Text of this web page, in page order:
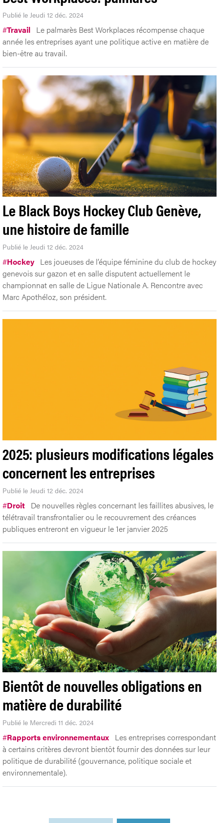
Publié le Jeudi 12 déc. 2024
#Travail Le palmarès Best Workplaces récompense chaque
année les entreprises ayant une politique active en matière de
bien-être au travail.
Le Black Boys Hockey Club Genève,
une histoire de famille
Publié le Jeudi 12 déc. 2024
#Hockey Les joueuses de l’équipe féminine du club de hockey
genevois sur gazon et en salle disputent actuellement le
championnat en salle de Ligue Nationale A. Rencontre avec
Marc Apothéloz, son président.
2025: plusieurs modifications légales
concernent les entreprises
Publié le Jeudi 12 déc. 2024
#Droit De nouvelles règles concernant les faillites abusives, le
télétravail transfrontalier ou le recouvrement des créances
publiques entreront en vigueur le 1er janvier 2025
Bientôt de nouvelles obligations en
matière de durabilité
Publié le Mercredi 11 déc. 2024
#Rapports environnementaux Les entreprises correspondant
à certains critères devront bientôt fournir des données sur leur
politique de durabilité (gouvernance, politique sociale et
environnementale).